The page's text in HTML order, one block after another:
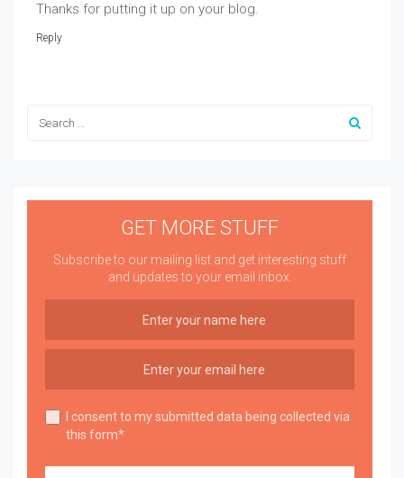
Thanks for putting it up on your blog.
Reply
GET MORE STUFF
Subscribe to our mailing list and get interesting stuff
and updates to your email inbox.
I consent to my submitted data being collected via
this form*